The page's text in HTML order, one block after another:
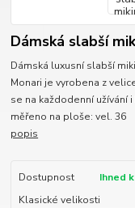
Dámská slabší
Dámská luxusní slabší
Monari je vyrobena z
se na každodenní užívání
měřeno na
popis
Dostupnost
Ihned
Klasické velikosti